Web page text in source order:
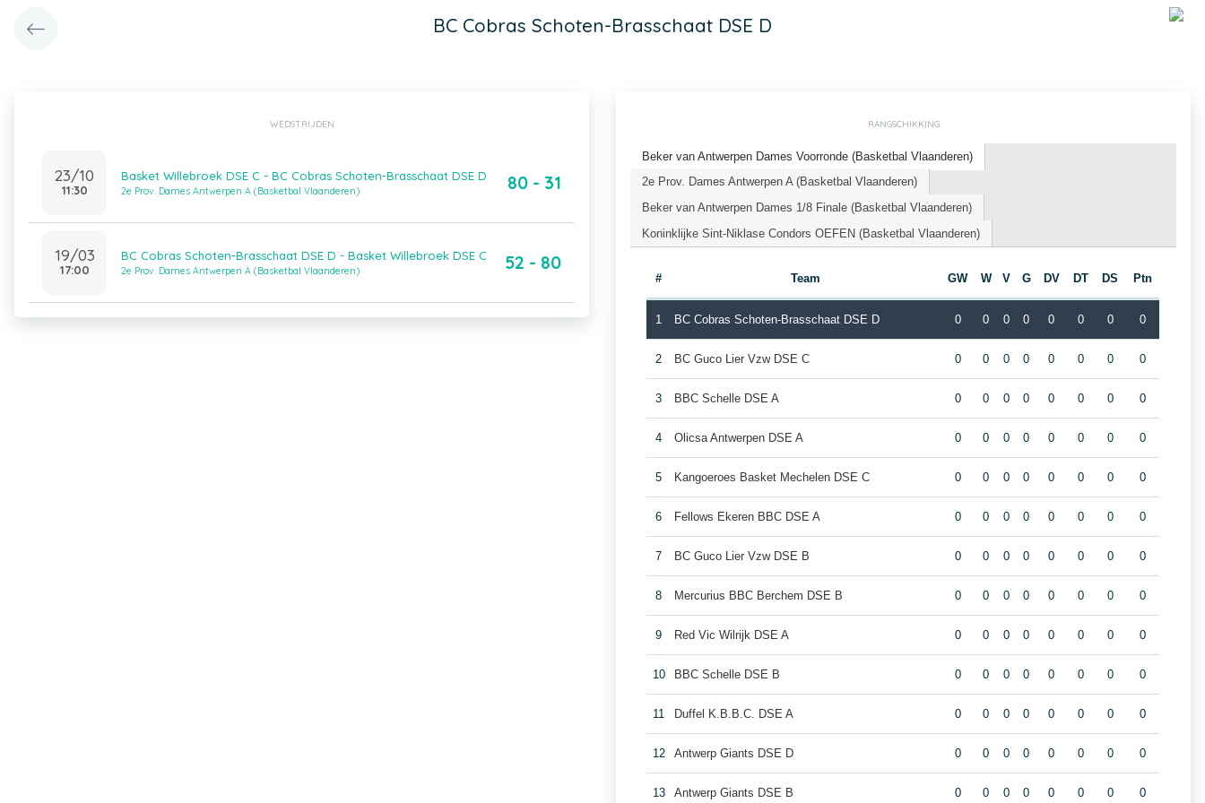
BC Cobras Schoten-Brasschaat DSE D
WEDSTRIJDEN
23/10
11:30
Basket Willebroek DSE C - BC Cobras Schoten-Brasschaat DSE D
2e Prov. Dames Antwerpen A (Basketbal Vlaanderen) 80 - 31
19/03
17:00
BC Cobras Schoten-Brasschaat DSE D - Basket Willebroek DSE C
2e Prov. Dames Antwerpen A (Basketbal Vlaanderen) 52 - 80
RANGSCHIKKING
Beker van Antwerpen Dames Voorronde (Basketbal Vlaanderen)
2e Prov. Dames Antwerpen A (Basketbal Vlaanderen)
Beker van Antwerpen Dames 1/8 Finale (Basketbal Vlaanderen)
Koninklijke Sint-Niklase Condors OEFEN (Basketbal Vlaanderen)
# Team GW W V G DV DT DS Ptn
1 BC Cobras Schoten-Brasschaat DSE D 0 0 0 0 0 0 0 0
2 BC Guco Lier Vzw DSE C 0 0 0 0 0 0 0 0
3 BBC Schelle DSE A 0 0 0 0 0 0 0 0
4 Olicsa Antwerpen DSE A 0 0 0 0 0 0 0 0
5 Kangoeroes Basket Mechelen DSE C 0 0 0 0 0 0 0 0
6 Fellows Ekeren BBC DSE A 0 0 0 0 0 0 0 0
7 BC Guco Lier Vzw DSE B 0 0 0 0 0 0 0 0
8 Mercurius BBC Berchem DSE B 0 0 0 0 0 0 0 0
9 Red Vic Wilrijk DSE A 0 0 0 0 0 0 0 0
10 BBC Schelle DSE B 0 0 0 0 0 0 0 0
11 Duffel K.B.B.C. DSE A 0 0 0 0 0 0 0 0
12 Antwerp Giants DSE D 0 0 0 0 0 0 0 0
13 Antwerp Giants DSE B 0 0 0 0 0 0 0 0